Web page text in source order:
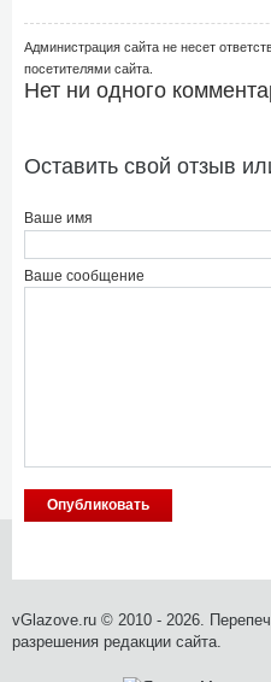
Администрация сайта не несет
посетителями сайта.
Нет ни одного
Оставить свой отзыв
Ваше имя
Ваше сообщение
vGlazove.ru © 2010 - 2026.
разрешения редакции сайта.